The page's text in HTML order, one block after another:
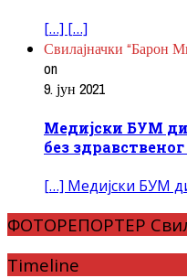
[…] […]
Свилајначки
on
9. јун 2021
Медијски БУМ
без
[…] Медијски БУМ
ФОТОРЕПОРТЕР
Timeline